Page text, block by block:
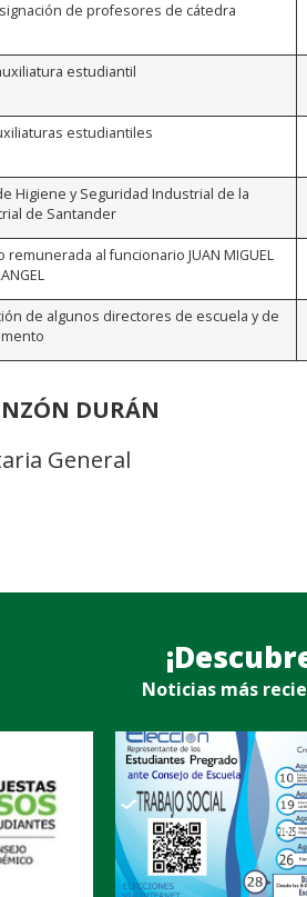
de profesores de cátedra
estudiantil
estudiantiles
Higiene y Seguridad Industrial de la
de Santander
al funcionario JUAN MIGUEL
de algunos directores de escuela y de
DURÁN
General
Noticias más